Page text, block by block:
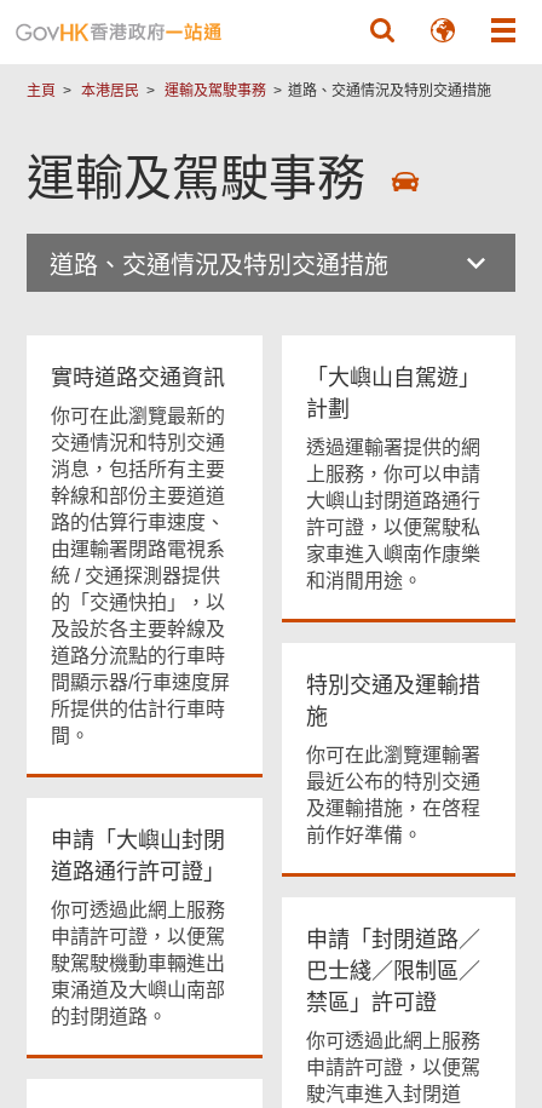
主頁 本港居民 運輸及駕駛事務 道路、交通情況及特別交通措施
運輸及駕駛事務
道路、交通情況及特別交通措施
實時道路交通資訊
你可在此瀏覽最新的
交通情況和特別交通
消息，包括所有主要
幹線和部份主要道道
路的估算行車速度 、
由運輸署閉路電視系
統/ 交通探測器提供
的「交通快拍」，以
及設於各主要幹線及
道路分流點的行車時
間顯示器/行車速度屏
所提供的估計行車時
間 。
「大嶼山自駕遊」
計劃
透過運輸署提供的網
上服務，你可以申請
大嶼山封閉道路通行
許可證，以便駕駛私
家車進入嶼南作康樂
和消閒用途。
特別交通及運輸措
施
你可在此瀏覽運輸署
最近公布的特別交通
及運輸措施，在啓程
前作好準備。
申請「大嶼山封閉
道路通行許可證」
你可透過此網上服務
申請許可證，以便駕
駛駕駛機動車輛進出
東涌道及大嶼山南部
的封閉道路。
申請「封閉道路／
巴士綫／限制區／
禁區」許可證
你可透過此網上服務
申請許可證，以便駕
駛汽車進入封閉道